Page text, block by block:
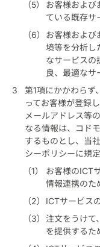
お客様および
ている既存サ
お客様および
境等を分析し
なサービスの
良、最適なサ
第1項にかかわらず
ってお客様が登録
メールアドレス等
なる情報は、コド
するものとし、当
シーポリシーに規
お客様のICT
情報連携のた
ICTサービス
注文をうけて
を提供するた